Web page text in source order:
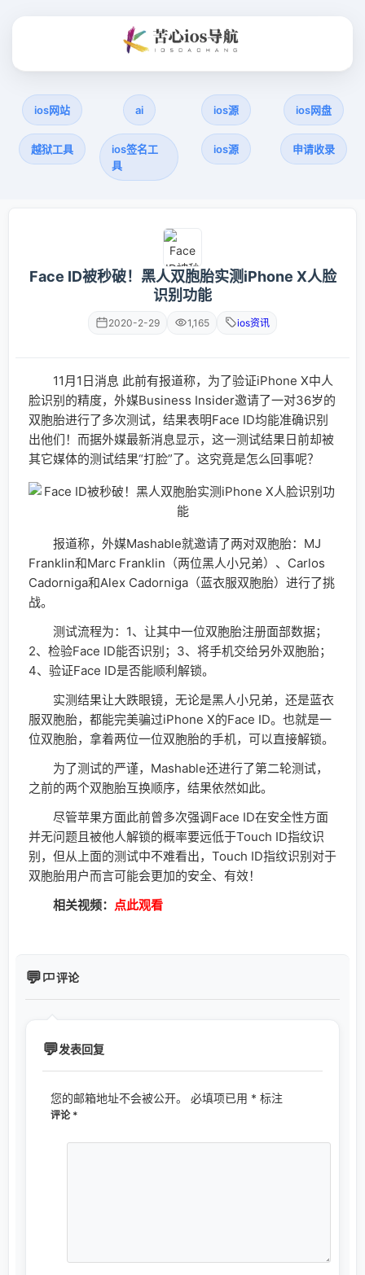
ios网站 ai ios源 ios网盘
越狱工具
ios签名工
具
ios源 申请收录
Face ID被秒破！黑人双胞胎实测iPhone X人脸
识别功能
2020-2-29 1,165 ios资讯
11月1日消息 此前有报道称，为了验证iPhone X中人
脸识别的精度，外媒Business Insider邀请了一对36岁的
双胞胎进行了多次测试，结果表明Face ID均能准确识别
出他们！而据外媒最新消息显示，这一测试结果日前却被
其它媒体的测试结果“打脸”了。这究竟是怎么回事呢？
报道称，外媒Mashable就邀请了两对双胞胎：MJ
Franklin和Marc Franklin（两位黑人小兄弟）、Carlos
Cadorniga和Alex Cadorniga（蓝衣服双胞胎）进行了挑
战。
测试流程为：1、让其中一位双胞胎注册面部数据；
2、检验Face ID能否识别；3、将手机交给另外双胞胎；
4、验证Face ID是否能顺利解锁。
实测结果让大跌眼镜，无论是黑人小兄弟，还是蓝衣
服双胞胎，都能完美骗过iPhone X的Face ID。也就是一
位双胞胎，拿着两位一位双胞胎的手机，可以直接解锁。
为了测试的严谨，Mashable还进行了第二轮测试，
之前的两个双胞胎互换顺序，结果依然如此。
尽管苹果方面此前曾多次强调Face ID在安全性方面
并无问题且被他人解锁的概率要远低于Touch ID指纹识
别，但从上面的测试中不难看出，Touch ID指纹识别对于
双胞胎用户而言可能会更加的安全、有效！
相关视频： 点此观看
评论
发表回复
您的邮箱地址不会被公开。 必填项已用 * 标注
评论 *